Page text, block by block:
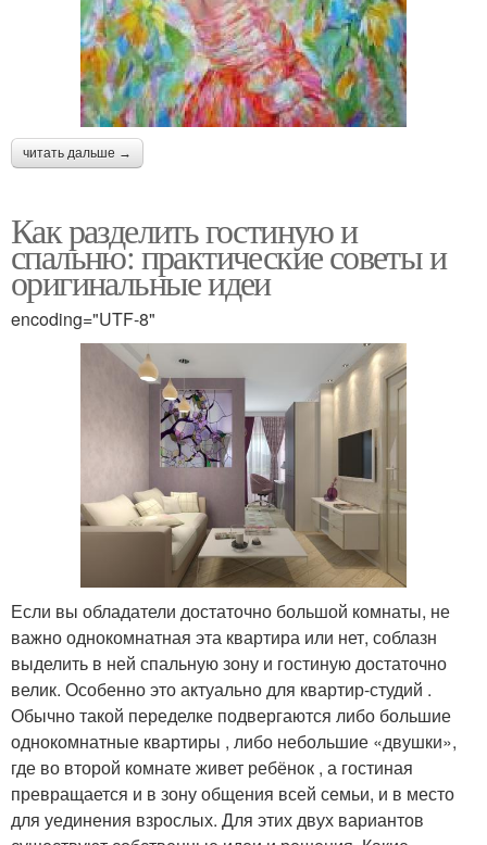
читать дальше →
Как разделить гостиную и
спальню: практические советы и
оригинальные идеи
encoding="UTF-8"
Если вы обладатели достаточно большой комнаты, не
важно однокомнатная эта квартира или нет, соблазн
выделить в ней спальную зону и гостиную достаточно
велик. Особенно это актуально для квартир-студий .
Обычно такой переделке подвергаются либо большие
однокомнатные квартиры , либо небольшие «двушки»,
где во второй комнате живет ребёнок , а гостиная
превращается и в зону общения всей семьи, и в место
для уединения взрослых. Для этих двух вариантов